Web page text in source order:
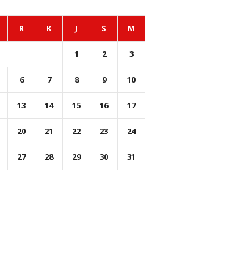
R K J S M
1 2 3
6 7 8 9 10
13 14 15 16 17
20 21 22 23 24
27 28 29 30 31